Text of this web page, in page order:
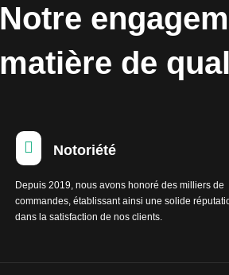
Notre
matière de
 Notoriété
Depuis 2019, nous avons honoré des milliers de
commandes, établissant ainsi une solide
dans la satisfaction de nos clients.